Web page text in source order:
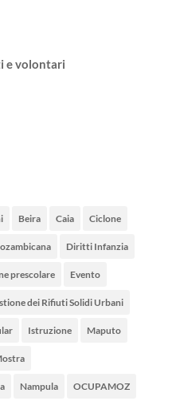
e volontari
Beira Caia Ciclone
Diritti Infanzia
prescolare Evento
dei Rifiuti Solidi Urbani
Istruzione Maputo
Nampula OCUPAMOZ